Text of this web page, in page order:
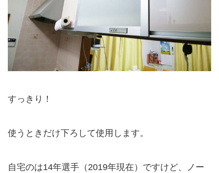
すっきり！
使うときだけ下ろして使用します。
自宅のは14年選手（2019年現在）ですけど、ノー